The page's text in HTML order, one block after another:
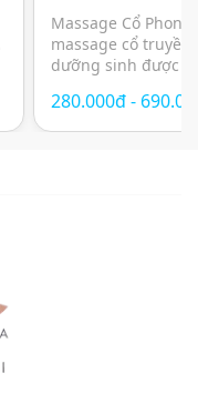
đầu dưỡng
Massage Cổ
massage cổ truyền
dưỡng sinh được
yên tĩnh, thư giãn
pháp chăm sóc
280.000đ -